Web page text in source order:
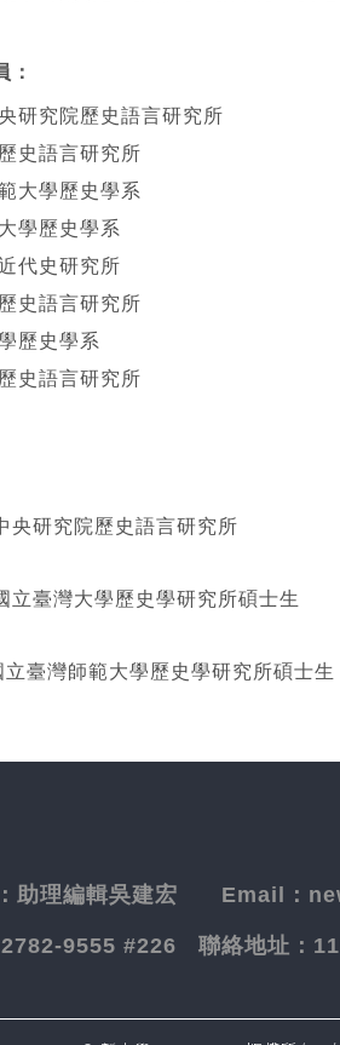
：
研究院歷史語言研究所
史語言研究所
大學歷史學系
學歷史學系
代史研究所
史語言研究所
歷史學系
史語言研究所
院歷史語言研究所
大學歷史學研究所碩士生
立臺灣師範大學歷史學研究所碩士生
助理編輯吳建宏 Email：
9555 #226 聯絡地址：